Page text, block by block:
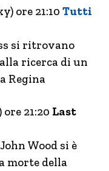
ore 21:10 Tutti
si ritrovano
ricerca di un
Regina
21:20 Last
Wood si è
morte della